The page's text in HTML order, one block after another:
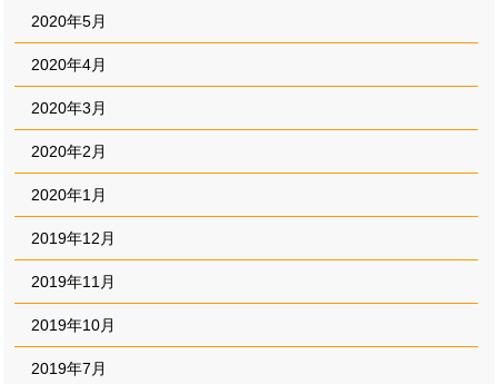
2020年5月
2020年4月
2020年3月
2020年2月
2020年1月
2019年12月
2019年11月
2019年10月
2019年7月